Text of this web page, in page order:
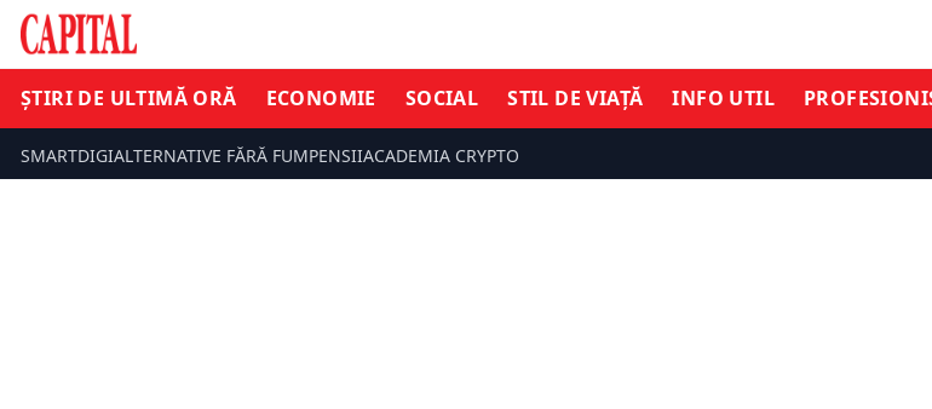
ȘTIRI DE ULTIMĂ ORĂ ECONOMIE SOCIAL STIL DE VIAȚĂ INFO UTIL
SMARTDIGIALTERNATIVE FĂRĂ FUMPENSIIACADEMIA CRYPTO